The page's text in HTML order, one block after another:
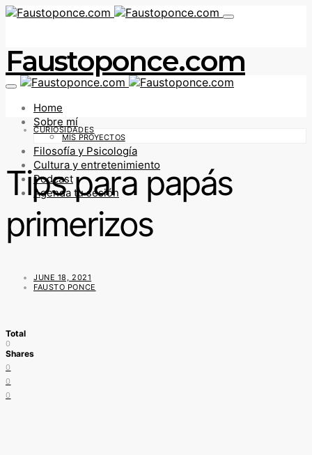
Faustoponce.com
Home
Sobre mí
MIS PROYECTOS
Filosofía y Psicología
Cultura y entretenimiento
Podcast
Agenda tu sesión
CURIOSIDADES
Tips para papás
primerizos
JUNE 18, 2021
FAUSTO PONCE
Total
0
Shares
0
0
0